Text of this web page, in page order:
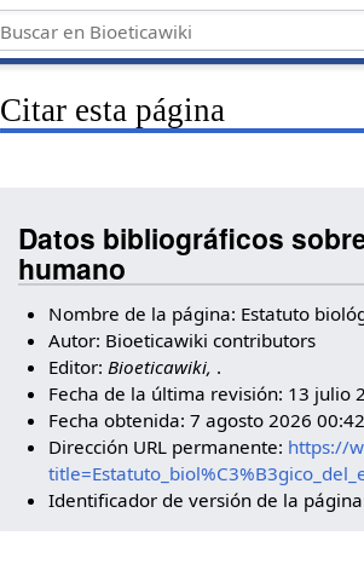
Citar esta página
Datos bibliográficos
humano
Nombre de la página: Estatuto
Autor: Bioeticawiki contributors
Editor: Bioeticawiki, .
Fecha de la última revisión: 13 julio
Fecha obtenida: 7 agosto 2026
Dirección URL permanente: https://
Identificador de versión de la